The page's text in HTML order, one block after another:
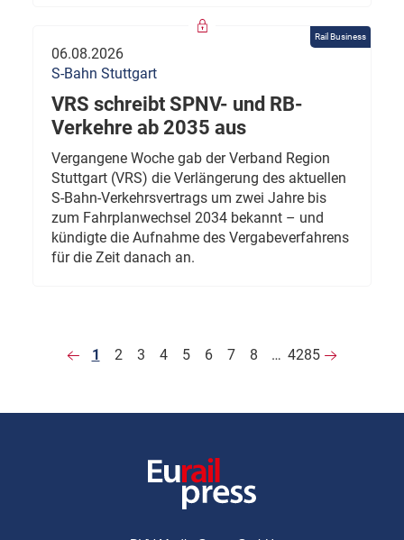
Rail Business
06.08.2026
S-Bahn Stuttgart
VRS schreibt SPNV- und RB-
Verkehre ab 2035 aus
Vergangene Woche gab der Verband Region
Stuttgart (VRS) die Verlängerung des aktuellen
S-Bahn-Verkehrsvertrags um zwei Jahre bis
zum Fahrplanwechsel 2034 bekannt – und
kündigte die Aufnahme des Vergabeverfahrens
für die Zeit danach an.
1 2 3 4 5 6 7 8 … 4285